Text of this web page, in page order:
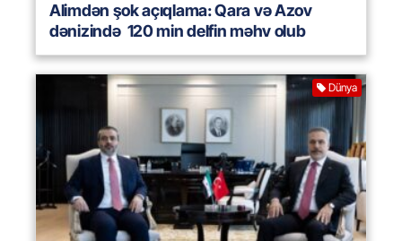
Alimdən şok açıqlama: Qara və Azov
dənizində 120 min delfin məhv olub
Dünya